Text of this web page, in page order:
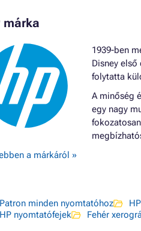
márka
1939-ben
Disney
folytatta
A minőség
egy nagy
a márkáról »
Patron minden nyomtatóhoz
HP nyomtatófejek
Fehér